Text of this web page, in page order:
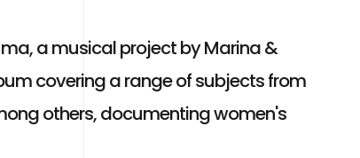
a musical project by Marina &
covering a range of subjects from
others, documenting women's